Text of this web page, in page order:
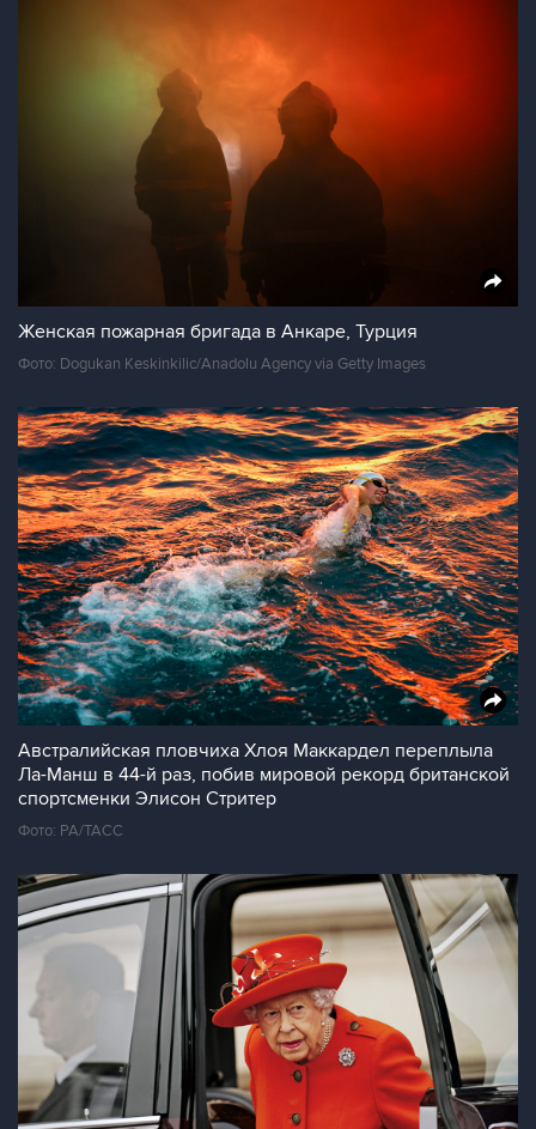
Женская пожарная бригада в Анкаре, Турция
Фото: Dogukan Keskinkilic/Anadolu Agency via Getty Images
Австралийская пловчиха Хлоя Маккардел переплыла
Ла-Манш в 44-й раз, побив мировой рекорд британской
спортсменки Элисон Стритер
Фото: PA/ТАСС